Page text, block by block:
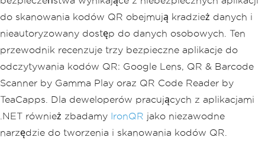
do skanowania kodów QR obejmują kradzież danych i
nieautoryzowany dostęp do danych osobowych. Ten
przewodnik recenzuje trzy bezpieczne aplikacje do
odczytywania kodów QR: Google Lens, QR & Barcode
Scanner by Gamma Play oraz QR Code Reader by
TeaCapps. Dla deweloperów pracujących z aplikacjami
.NET również zbadamy IronQR jako niezawodne
narzędzie do tworzenia i skanowania kodów QR.